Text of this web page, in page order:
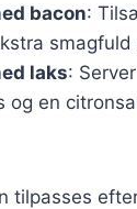
bacon:
smagfuld
laks:
og en
tilpasses